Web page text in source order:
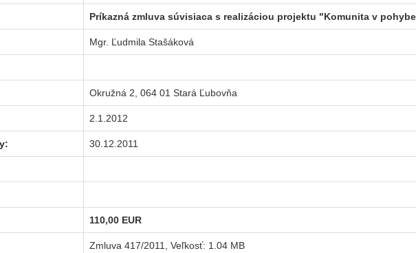
Príkazná zmluva súvisiaca s realizáciou projektu "Komunita v
Mgr. Ľudmila Stašáková
Okružná 2, 064 01 Stará Ľubovňa
2.1.2012
30.12.2011
110,00 EUR
Zmluva 417/2011 , Veľkosť: 1.04 MB